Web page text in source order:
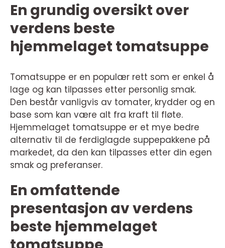
En grundig oversikt over
verdens beste
hjemmelaget tomatsuppe
Tomatsuppe er en populær rett som er enkel å
lage og kan tilpasses etter personlig smak.
Den består vanligvis av tomater, krydder og en
base som kan være alt fra kraft til fløte.
Hjemmelaget tomatsuppe er et mye bedre
alternativ til de ferdiglagde suppepakkene på
markedet, da den kan tilpasses etter din egen
smak og preferanser.
En omfattende
presentasjon av verdens
beste hjemmelaget